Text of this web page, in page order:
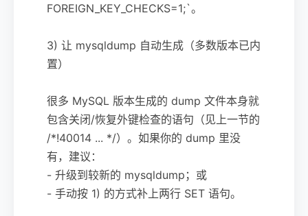
FOREIGN_KEY_CHECKS=1;`。
3) 让 mysqldump 自动生成（多数版本已内
置）
很多 MySQL 版本生成的 dump 文件本身就
包含关闭/恢复外键检查的语句（见上一节的
/*!40014 ... */）。如果你的 dump 里没
有，建议：
- 升级到较新的 mysqldump；或
- 手动按 1) 的方式补上两行 SET 语句。